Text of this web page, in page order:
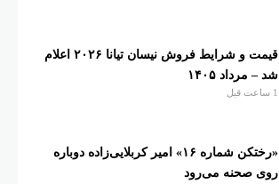
قیمت و شرایط فروش نیسان تیانا ۲۰۲۶ اعلام
شد – مرداد ۱۴۰۵
1 ساعت قبل
«رختکن شماره ۱۶» امیر کربلایی‌زاده دوباره
روی صحنه می‌رود